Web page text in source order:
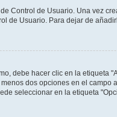
Control de Usuario. Una vez
de Usuario. Para dejar de
debe hacer clic en la
dos opciones en el
seleccionar en la etiqueta